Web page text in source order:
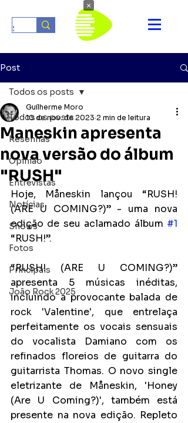
Post
Todos os posts
Resenhas
Opinião
Entrevistas
Notícias
Shows
Fotos
Principais
João Rock 2025
Todos os posts
Maneskin apresenta
nova versão do álbum
"RUSH"
Guilherme Moro
10 de nov. de 2023 2 min de leitura
Hoje, Måneskin lançou “RUSH!
(ARE U COMING?)” - uma nova
edição de seu aclamado álbum #1
“RUSH!”.
“RUSH! (ARE U COMING?)”
apresenta 5 músicas inéditas,
incluindo a provocante balada de
rock 'Valentine', que entrelaça
perfeitamente os vocais sensuais
do vocalista Damiano com os
refinados floreios de guitarra do
guitarrista Thomas. O novo single
eletrizante de Måneskin, 'Honey
(Are U Coming?)', também está
presente na nova edição. Repleto
×